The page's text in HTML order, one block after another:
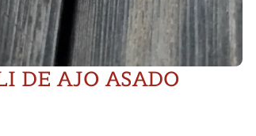
DE AJO ASADO